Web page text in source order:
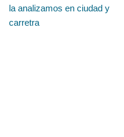
la analizamos en ciudad y
carretra